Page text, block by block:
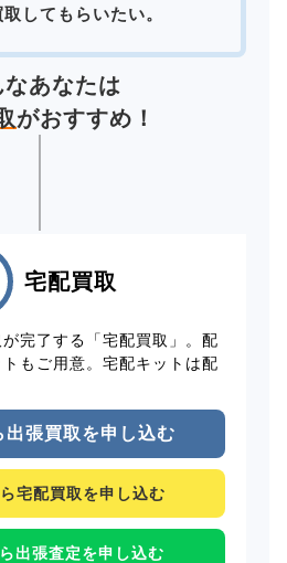
してもらいたい。
なあなたは
がおすすめ！
宅配買取
完了する「宅配買取」。配
もご用意。宅配キットは配
出張買取を申し込む
宅配買取を申し込む
出張査定を申し込む